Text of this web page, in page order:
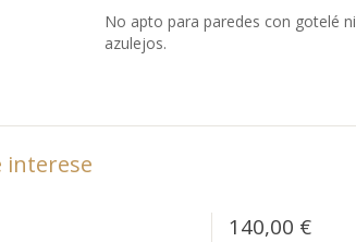
No apto para paredes con gotelé ni
azulejos.
interese
140,00 €